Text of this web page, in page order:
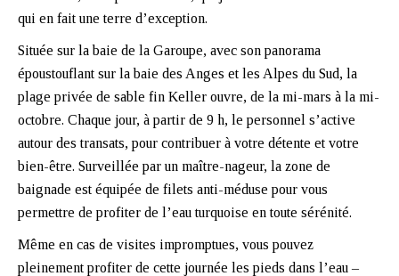
qui en fait une terre d’exception.
Située sur la baie de la Garoupe, avec son panorama
époustouflant sur la baie des Anges et les Alpes du Sud, la
plage privée de sable fin Keller ouvre, de la mi-mars à la mi-
octobre. Chaque jour, à partir de 9 h, le personnel s’active
autour des transats, pour contribuer à votre détente et votre
bien-être. Surveillée par un maître-nageur, la zone de
baignade est équipée de filets anti-méduse pour vous
permettre de profiter de l’eau turquoise en toute sérénité.
Même en cas de visites impromptues, vous pouvez
pleinement profiter de cette journée les pieds dans l’eau –